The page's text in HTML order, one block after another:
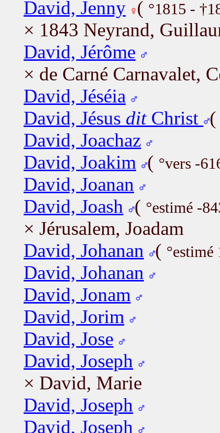
David, Jenny ( °1815 -
× 1843 Neyrand,
David, Jérôme
× de Carné Carnavalet,
David, Jéséia
David, Jésus ditChrist
David, Joachaz
David, Joakim ( °vers -
David, Joanan
David, Joash
( °estimé -
× Jérusalem, Joadam
David, Johanan
(
David, Johanan
David, Jonam
David, Jorim
David, Jose
David, Joseph
× David, Marie
David, Joseph
David, Joseph